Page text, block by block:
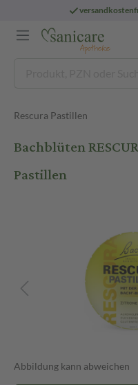
Rescura Pastillen
Bachblüten
Pastillen
Abbildung kann abweichen